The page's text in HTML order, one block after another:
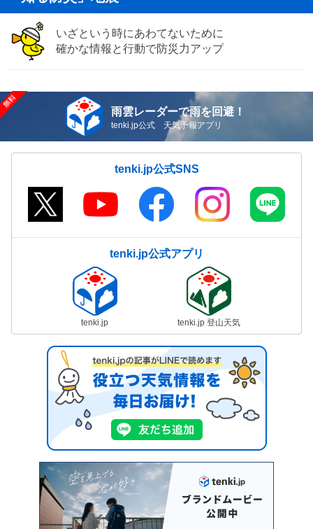
いざという時にあわてないために
確かな情報と行動で防災力アップ
雨雲レーダーで雨を回避！
tenki.jp公式 天気予報アプリ
tenki.jp公式SNS
tenki.jp公式アプリ
tenki.jp tenki.jp 登山天気